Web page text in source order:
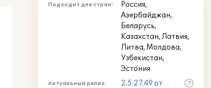
Подходит для стран:
Россия,
Азербайджан,
Беларусь,
Казахстан, Латвия,
Литва, Молдова,
Узбекистан,
Эстония
Актуальный релиз:
2.5.27.49 от